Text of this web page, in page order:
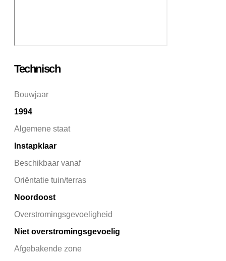
Technisch
Bouwjaar
1994
Algemene staat
Instapklaar
Beschikbaar vanaf
Oriëntatie tuin/terras
Noordoost
Overstromingsgevoeligheid
Niet overstromingsgevoelig
Afgebakende zone